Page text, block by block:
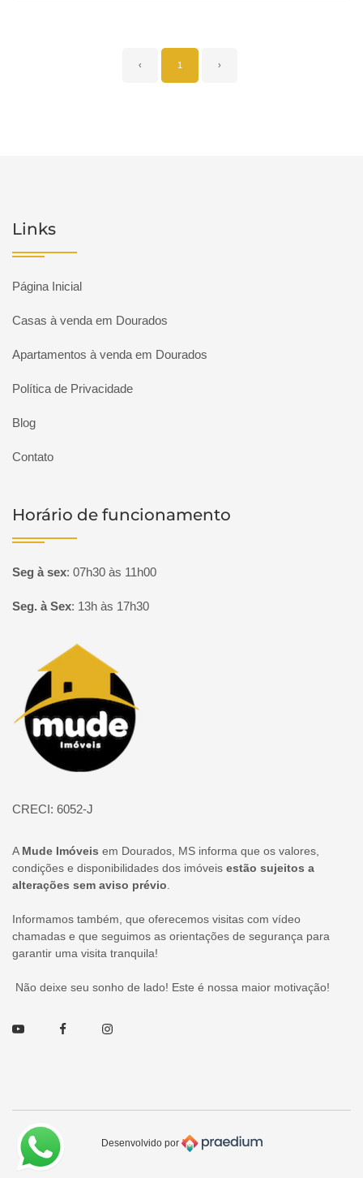
‹ 1 ›
Links
Página Inicial
Casas à venda em Dourados
Apartamentos à venda em Dourados
Política de Privacidade
Blog
Contato
Horário de funcionamento
Seg à sex: 07h30 às 11h00
Seg. à Sex: 13h às 17h30
Página inicial
CRECI: 6052-J
A Mude Imóveis em Dourados, MS informa que os valores,
condições e disponibilidades dos imóveis estão sujeitos a
alterações sem aviso prévio
Informamos também, que oferecemos visitas com vídeo
chamadas e que seguimos as orientações de segurança para
garantir uma visita tranquila!
Não deixe seu sonho de lado! Este é nossa maior motivação!
Youtube FacebookInstagram
Desenvolvido por